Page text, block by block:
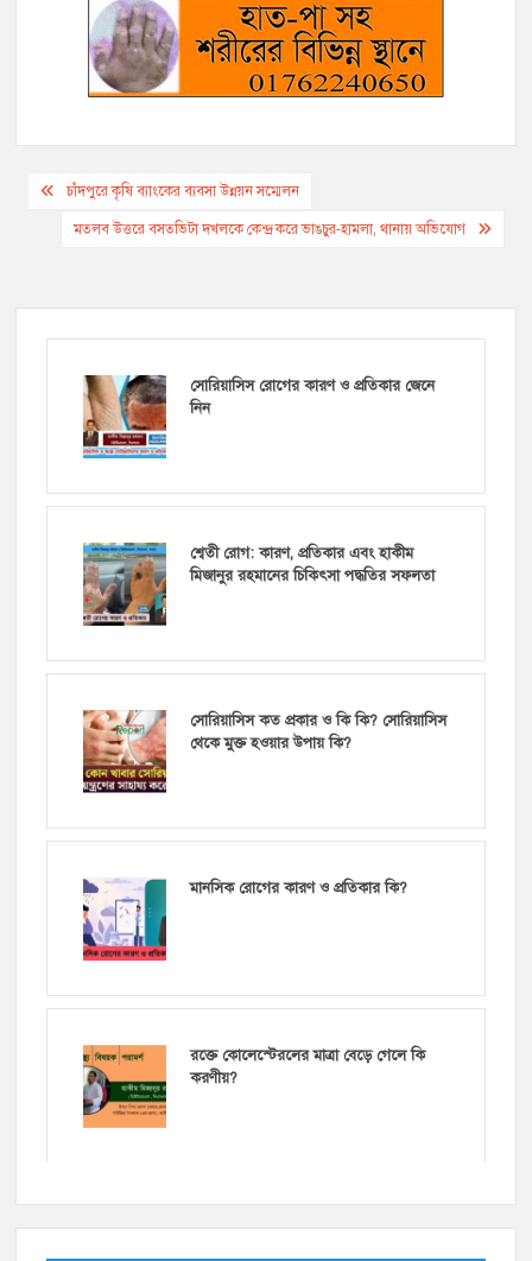
Post
navigation
চাঁদপুরে কৃষি ব্যাংকের ব্যবসা উন্নয়ন সম্মেলন
মতলব উত্তরে বসতভিটা দখলকে কেন্দ্র করে ভাঙচুর-হামলা, থানায় অভিযোগ
সোরিয়াসিস রোগের কারণ ও প্রতিকার জেনে
নিন
শ্বেতী রোগ: কারণ, প্রতিকার এবং হাকীম
মিজানুর রহমানের চিকিৎসা পদ্ধতির সফলতা
সোরিয়াসিস কত প্রকার ও কি কি? সোরিয়াসিস
থেকে মুক্ত হওয়ার উপায় কি?
মানসিক রোগের কারণ ও প্রতিকার কি?
রক্তে কোলেস্টেরলের মাত্রা বেড়ে গেলে কি
করণীয়?